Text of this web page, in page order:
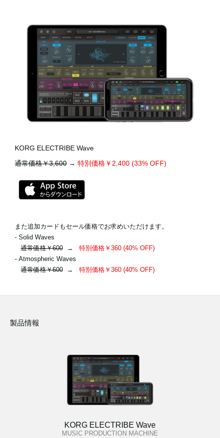
KORG ELECTRIBE Wave
通常価格￥3,600 → 特別価格￥2,400 (33% OFF)
また追加カードもセール価格でお求めいただけます。
- Solid Waves
通常価格￥600 → 特別価格￥360 (40% OFF)
- Atmospheric Waves
通常価格￥600 → 特別価格￥360 (40% OFF)
製品情報
KORG ELECTRIBE Wave
MUSIC PRODUCTION MACHINE